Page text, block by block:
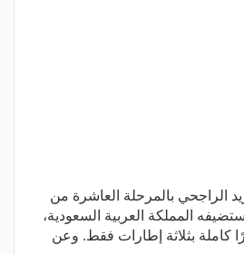
الراجحي بالمرحلة العاشرة من
الذي تستضيفه المملكة العربية السعودية،
30 كيلو مترًا كاملة بثلاثة إطارات فقط. وعن